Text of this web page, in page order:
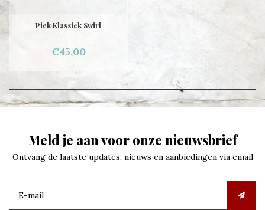
Piek Klassiek Swirl
€45,00
Meld je aan voor onze nieuwsbrief
Ontvang de laatste updates, nieuws en aanbiedingen via email